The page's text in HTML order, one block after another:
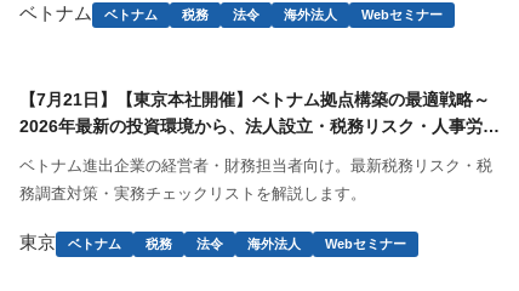
ベトナム ベトナム 税務 法令 海外法人 Webセミナー
【7月21日】【東京本社開催】ベトナム拠点構築の最適戦略～
2026年最新の投資環境から、法人設立・税務リスク・人事労務
ベトナム進出企業の経営者・財務担当者向け。最新税務リスク・税
務調査対策・実務チェックリストを解説します。
東京 ベトナム 税務 法令 海外法人 Webセミナー